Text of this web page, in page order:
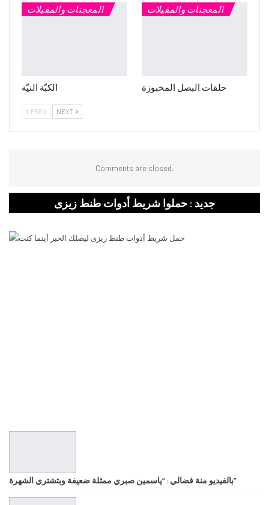
المعجنات والمقبلات
الكبّة النيّة
المعجنات والمقبلات
حلقات البصل المخبوزة
PREV NEXT
Comments are closed.
جديد : حملوا شريط أدوات طنط زيزى
بالفيديو منة فضالي : “ياسمين صبري ممثلة ضعيفة وبتشتري الشهرة”